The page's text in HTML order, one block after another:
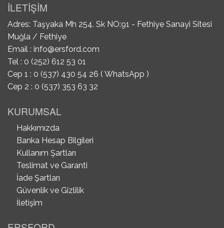
İLETİŞİM
Adres: Taşyaka Mh 254. Sk NO:91 - Fethiye Sanayi Sitesi
Muğla / Fethiye
Email : info@ersford.com
Tel : 0 (252) 612 53 01
Cep 1 : 0 (537) 430 54 26 ( WhatsApp )
Cep 2 : 0 (537) 353 63 32
KURUMSAL
Hakkımızda
Banka Hesap Bilgileri
Kullanım Şartları
Teslimat ve Garanti
İade Şartları
Güvenlik ve Gizlilik
İletişim